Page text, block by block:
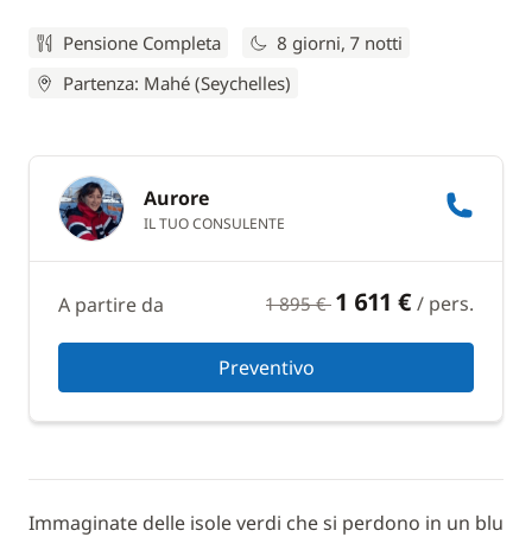
Pensione Completa
8 giorni, 7 notti
Partenza: Mahé (Seychelles)
Aurore
IL TUO CONSULENTE
A partire da 1 895 € 1 611 €/ pers.
Preventivo
Immaginate delle isole verdi che si perdono in un blu